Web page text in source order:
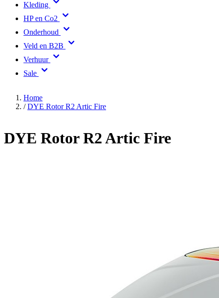
Kleding
HP en Co2
Onderhoud
Veld en B2B
Verhuur
Sale
Home
/ DYE Rotor R2 Artic Fire
DYE Rotor R2 Artic Fire